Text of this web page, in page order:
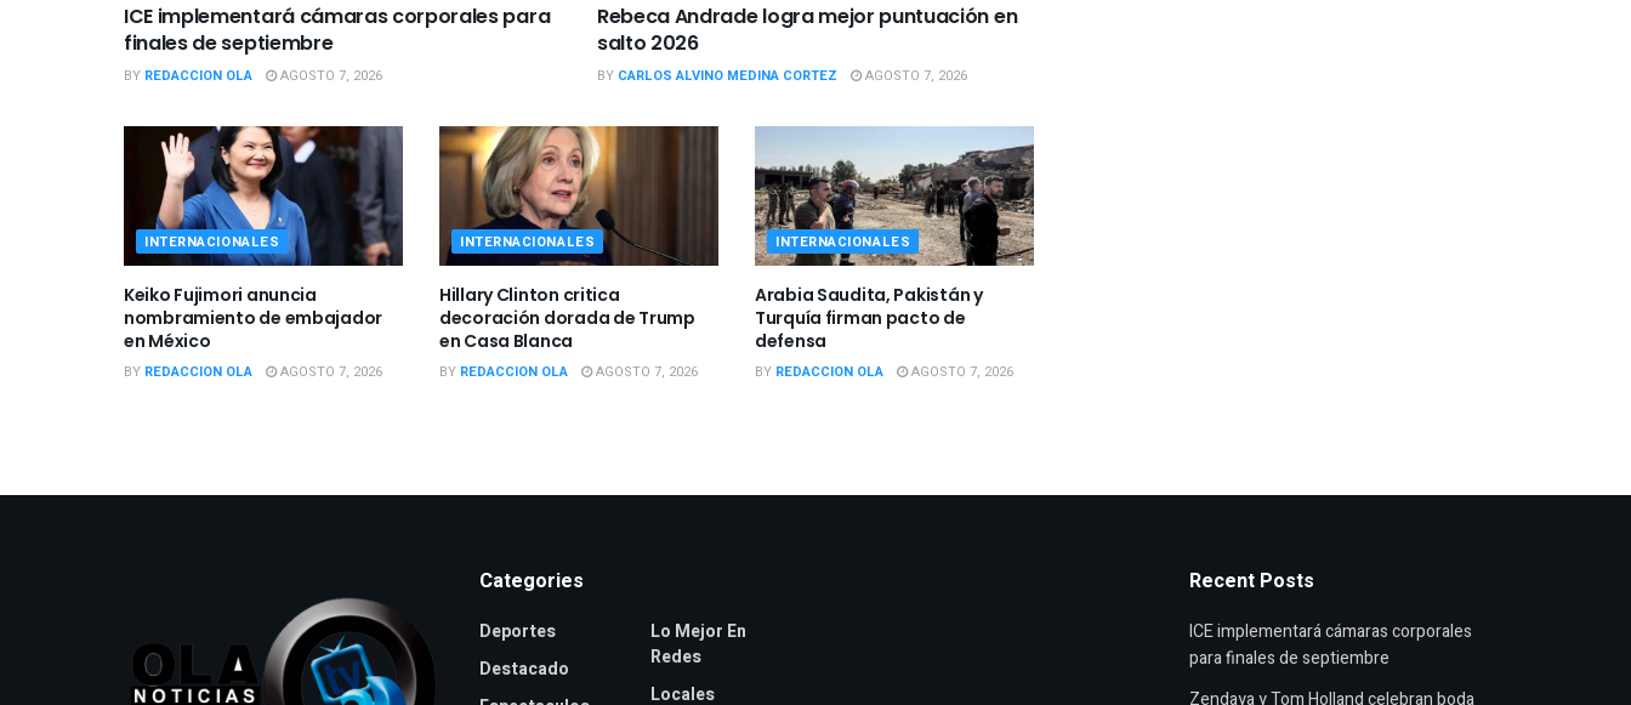
BYREDACCION OLA AGOSTO 7, 2026 BYCARLOS ALVINO MEDINA CORTEZ AGOSTO 7, 2026
INTERNACIONALES
Keiko Fujimori anuncia
nombramiento de embajador
en México
BYREDACCION OLA AGOSTO 7, 2026
INTERNACIONALES
Hillary Clinton critica
decoración dorada de Trump
en Casa Blanca
BYREDACCION OLA AGOSTO 7, 2026
INTERNACIONALES
Arabia Saudita, Pakistán y
Turquía firman pacto de
defensa
BY REDACCION OLA AGOSTO 7, 2026
Deportes
Espectaculos
Locales
ICE implementará cámaras corporales
Zendaya y Tom Holland celebran boda
secreta en Inglaterra